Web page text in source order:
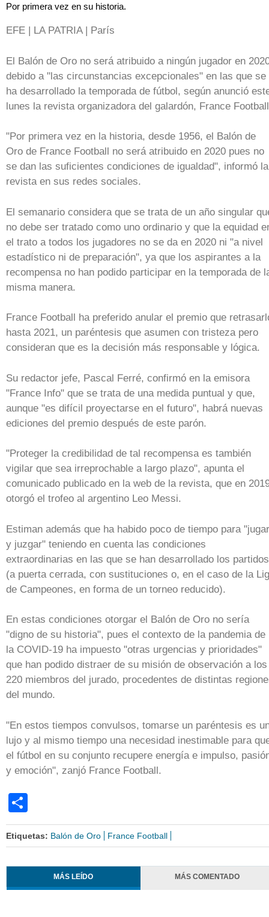
Por primera vez en su historia.
EFE | LA PATRIA | París
El Balón de Oro no será atribuido a ningún jugador en
debido a "las circunstancias excepcionales" en las que se
ha desarrollado la temporada de fútbol, según anunció
lunes la revista organizadora del galardón, France
"Por primera vez en la historia, desde 1956, el Balón de
Oro de France Football no será atribuido en 2020 pues no
se dan las suficientes condiciones de igualdad", informó la
revista en sus redes sociales.
El semanario considera que se trata de un año singular
no debe ser tratado como uno ordinario y que la equidad
el trato a todos los jugadores no se da en 2020 ni "a nivel
estadístico ni de preparación", ya que los aspirantes a la
recompensa no han podido participar en la temporada de
misma manera.
France Football ha preferido anular el premio que
hasta 2021, un paréntesis que asumen con tristeza pero
consideran que es la decisión más responsable y lógica.
Su redactor jefe, Pascal Ferré, confirmó en la emisora
"France Info" que se trata de una medida puntual y que,
aunque "es difícil proyectarse en el futuro", habrá nuevas
ediciones del premio después de este parón.
"Proteger la credibilidad de tal recompensa es también
vigilar que sea irreprochable a largo plazo", apunta el
comunicado publicado en la web de la revista, que en
otorgó el trofeo al argentino Leo Messi.
Estiman además que ha habido poco de tiempo para "jugar
y juzgar" teniendo en cuenta las condiciones
extraordinarias en las que se han desarrollado los partidos
(a puerta cerrada, con sustituciones o, en el caso de la
de Campeones, en forma de un torneo reducido).
En estas condiciones otorgar el Balón de Oro no sería
"digno de su historia", pues el contexto de la pandemia de
la COVID-19 ha impuesto "otras urgencias y prioridades"
que han podido distraer de su misión de observación a los
220 miembros del jurado, procedentes de distintas
del mundo.
"En estos tiempos convulsos, tomarse un paréntesis es
lujo y al mismo tiempo una necesidad inestimable para
el fútbol en su conjunto recupere energía e impulso,
y emoción", zanjó France Football.
Etiquetas: Balón de Oro France Football
MÁS LEÍDO MÁS COMENTADO